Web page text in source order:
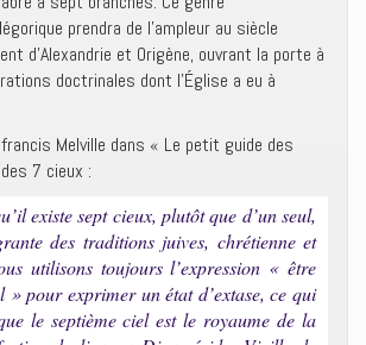
prendra de l’ampleur au siècle
d’Alexandrie et Origène, ouvrant la porte à
doctrinales dont l’Église a eu à
Melville dans « Le petit guide des
7 cieux :
existe sept cieux, plutôt que d’un seul,
des traditions juives, chrétienne et
utilisons toujours l’expression « être
» pour exprimer un état d’extase, ce qui
le septième ciel est le royaume de la